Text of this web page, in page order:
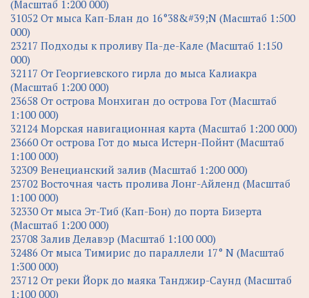
(Масштаб 1:200 000)
31052 От мыса Кап-Блан до 16°38&#39;N (Масштаб 1:500
000)
23217 Подходы к проливу Па-де-Кале (Масштаб 1:150
000)
32117 От Георгиевского гирла до мыса Калиакра
(Масштаб 1:200 000)
23658 От острова Монхиган до острова Гот (Масштаб
1:100 000)
32124 Морская навигационная карта (Масштаб 1:200 000)
23660 От острова Гот до мыса Истерн-Пойнт (Масштаб
1:100 000)
32309 Венецианский залив (Масштаб 1:200 000)
23702 Восточная часть пролива Лонг-Айленд (Масштаб
1:100 000)
32330 От мыса Эт-Тиб (Кап-Бон) до порта Бизерта
(Масштаб 1:200 000)
23708 Залив Делавэр (Масштаб 1:100 000)
32486 От мыса Тимирис до параллели 17° N (Масштаб
1:300 000)
23712 От реки Йорк до маяка Танджир-Саунд (Масштаб
1:100 000)